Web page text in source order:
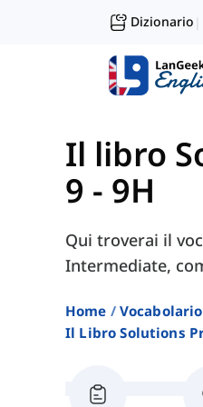
Dizionario |
Il libro
9 - 9H
Qui troverai il
Intermediate,
Home Vocabolario
Il Libro Solutions